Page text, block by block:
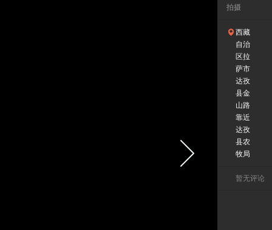
拍摄
西藏
自治
区拉
萨市
达孜
县金
山路
靠近
达孜
县农
牧局
暂无评论